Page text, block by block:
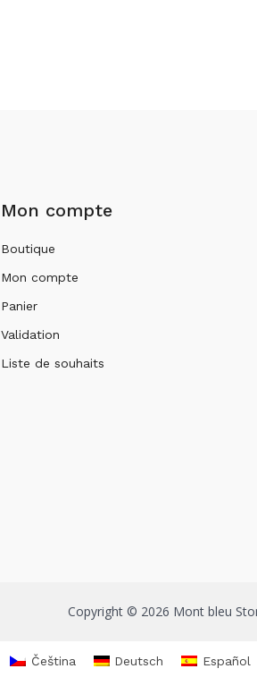
Mon compte
Boutique
Mon compte
Panier
Validation
Liste de souhaits
Copyright © 2026 Mont bleu
Čeština Deutsch Español